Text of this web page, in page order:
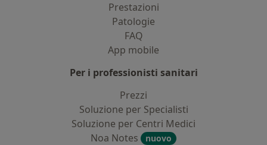
Prestazioni
Patologie
FAQ
App mobile
Per i professionisti sanitari
Prezzi
Soluzione per Specialisti
Soluzione per Centri Medici
Noa Notes
nuovo